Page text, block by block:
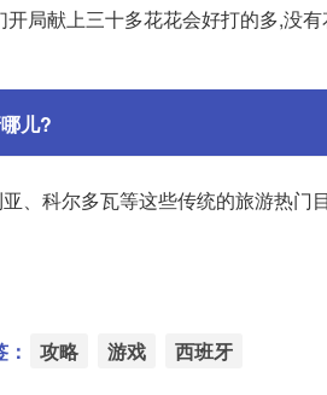
局献上三十多花花会好打的多,没
儿?
、科尔多瓦等这些传统的旅游热门
攻略 游戏 西班牙